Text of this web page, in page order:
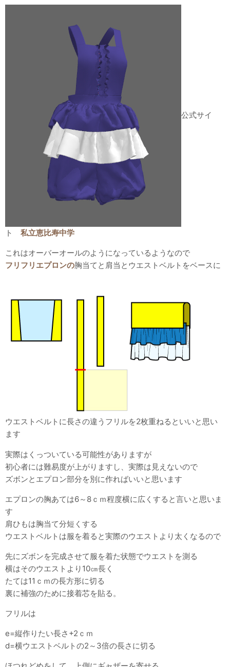
公式サイ
ト 私立恵比寿中学
これはオーバーオールのようになっているようなので
フリフリエプロンの胸当てと肩当とウエストベルトをベースに
ウエストベルトに長さの違うフリルを2枚重ねるといいと思い
ます
実際はくっついている可能性がありますが
初心者には難易度が上がりますし、実際は見えないので
ズボンとエプロン部分を別に作ればいいと思います
エプロンの胸あては6～8ｃｍ程度横に広くすると言いと思いま
す
肩ひもは胸当て分短くする
ウエストベルトは服を着ると実際のウエストより太くなるので
先にズボンを完成させて服を着た状態でウエストを測る
横はそのウエストより10㎝長く
たては11ｃｍの長方形に切る
裏に補強のために接着芯を貼る。
フリルは
e=縦作りたい長さ+2ｃｍ
d=横ウエストベルトの2～3倍の長さに切る